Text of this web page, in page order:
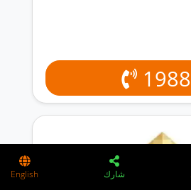
شارك English